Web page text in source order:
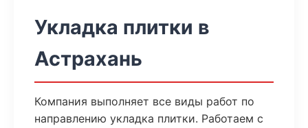
Укладка плитки в
Астрахань
Компания выполняет все виды работ по
направлению укладка плитки. Работаем с